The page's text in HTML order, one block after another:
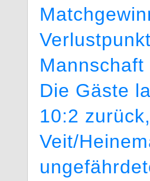
Die Gäste
10:2
Veit/